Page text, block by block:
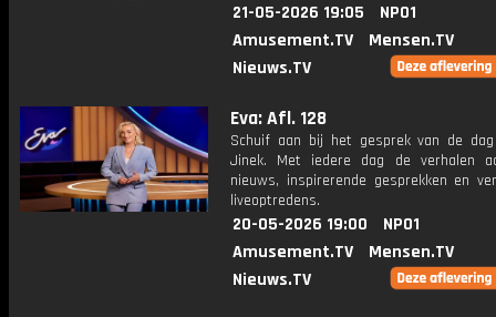
21-05-2026 19:05
NPO1
Amusement.TV
Mensen.TV
Nieuws.TV
Eva: Afl. 128
Schuif aan bij het gesprek van de
Jinek. Met iedere dag de verhalen
nieuws, inspirerende gesprekken en
liveoptredens.
20-05-2026 19:00
NPO1
Amusement.TV
Mensen.TV
Nieuws.TV